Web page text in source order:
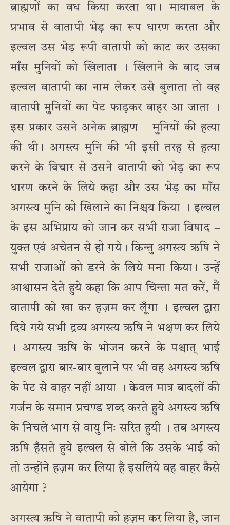
ब्राह्मणों का वध किया करता था। मायाबल के
प्रभाव से वातापी भेड़ का रूप धारण करता और
इल्वल उस भेड़ रूपी वातापी को काट कर उसका
माँस मुनियों को खिलाता । खिलाने के बाद जब
इल्वल वातापी का नाम लेकर उसे बुलाता तो वह
वातापी मुनियों का पेट फाड़कर बाहर आ जाता ।
इस प्रकार उसने अनेक ब्राह्मण – मुनियों की हत्या
की थी। अगस्त्य मुनि की भी इसी तरह से हत्या
करने के विचार से उसने वातापी को भेड़ का रूप
धारण करने के लिये कहा और उस भेड़ का माँस
अगस्त्य मुनि को खिलाने का निश्चय किया । इल्वल
के इस अभिप्राय को जान कर सभी राजा विषाद –
युक्त एवं अचेतन से हो गये। किन्तु अगस्त्य ऋषि ने
सभी राजाओं को डरने के लिये मना किया। उन्हें
आश्वासन देते हुये कहा कि आप चिन्ता मत करें, मैं
वातापी को खा कर हज़म कर लूँगा । इल्वल द्वारा
दिये गये सभी द्रव्य अगस्त्य ऋषि ने भक्षण कर लिये
। अगस्त्य ऋषि के भोजन करने के पश्चात् भाई
इल्वल द्वारा बार-बार बुलाने पर भी वह अगस्त्य ऋषि
के पेट से बाहर नहीं आया । केवल मात्र बादलों की
गर्जन के समान प्रचण्ड शब्द करते हुये अगस्त्य ऋषि
के निचले भाग से वायु निः सरित हुयी । तब अगस्त्य
ऋषि हँसते हुये इल्वल से बोले कि उसके भाई को
तो उन्होंने हज़म कर लिया है इसलिये वह बाहर कैसे
आयेगा ?
अगस्त्य ऋषि ने वातापी को हज़म कर लिया है, जान